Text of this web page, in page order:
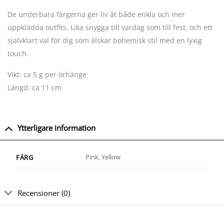
De underbara färgerna ger liv åt både enkla och mer
uppklädda outfits. Lika snygga till vardag som till fest, och ett
självklart val för dig som älskar bohemisk stil med en lyxig
touch.
Vikt: ca 5 g per örhänge
Längd: ca 11 cm
Ytterligare information
FÄRG Pink, Yellow
Recensioner (0)